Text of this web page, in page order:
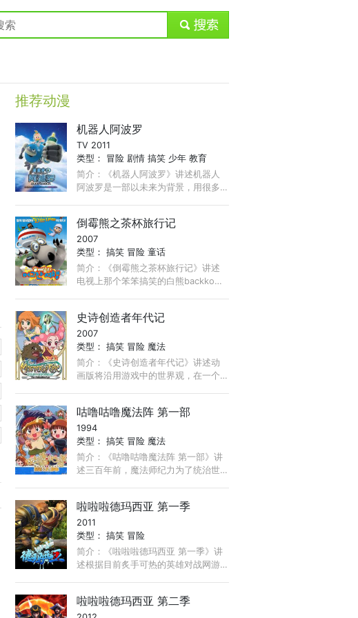
submit
推荐动漫
机器人阿波罗
TV 2011
类型： 冒险 剧情 搞笑 少年 教育
简介：《机器人阿波罗》讲述机器人
阿波罗是一部以未来为背景，用很多
为儿童打造的情景喜剧大片。 ...
倒霉熊之茶杯旅行记
2007
类型：搞笑 冒险 童话
简介：《倒霉熊之茶杯旅行记》讲述
电视上那个笨笨搞笑的白熊backkom
谨慎的bebe收到了圣诞老人送给他的
魔力项坠， ...
史诗创造者年代记
2007
类型：搞笑 冒险 魔法
简介：《史诗创造者年代记》讲述动
画版将沿用游戏中的世界观，在一个
战。不同于以往的作品只是讲述某个
故事， ...
咕噜咕噜魔法阵 第一部
1994
类型：搞笑 冒险 魔法
简介：《咕噜咕噜魔法阵 第一部》讲
述三百年前，魔法师纪力为了统治世
世召集了大批使用光魔法的人士展开
对抗。 ...
啦啦啦德玛西亚 第一季
2011
类型：搞笑 冒险
简介：《啦啦啦德玛西亚 第一季》讲
述根据目前炙手可热的英雄对战网游
文化，以幽默、轻松、搞笑的故事风
啦啦啦德玛西亚 第二季